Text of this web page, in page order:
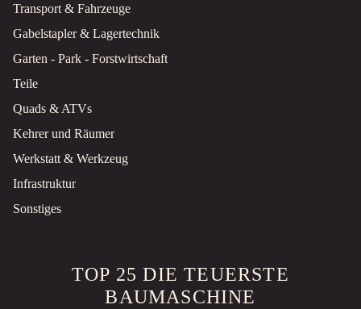
Transport & Fahrzeuge
Gabelstapler & Lagertechnik
Garten - Park - Forstwirtschaft
Teile
Quads & ATVs
Kehrer und Räumer
Werkstatt & Werkzeug
Infrastruktur
Sonstiges
TOP 25 DIE TEUERSTE
BAUMASCHINE